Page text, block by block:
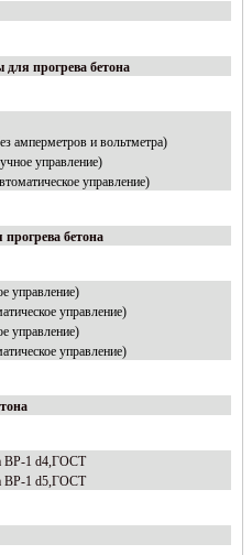
прогрева бетона
амперметров и вольтметра)
управление)
управление)
бетона
управление)
управление)
управление)
управление)
ВР-1 d4,ГОСТ
ВР-1 d5,ГОСТ